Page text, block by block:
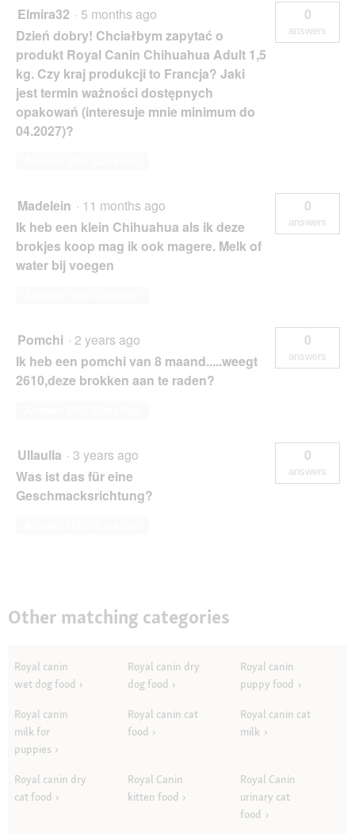
Elmira32 · 5 months ago
Dzień dobry! Chciałbym zapytać o
produkt Royal Canin Chihuahua Adult 1,5
kg. Czy kraj produkcji to Francja? Jaki
jest termin ważności dostępnych
opakowań (interesuje mnie minimum do
04.2027)?
0
answers
Madelein · 11 months ago
Ik heb een klein Chihuahua als ik deze
brokjes koop mag ik ook magere. Melk of
water bij voegen
0
answers
Pomchi · 2 years ago
Ik heb een pomchi van 8 maand.....weegt
2610,deze brokken aan te raden?
0
answers
Ullaulla · 3 years ago
Was ist das für eine
Geschmacksrichtung?
0
answers
Other matching categories
Royal canin
wet dog food
Royal canin dry
dog food
Royal canin
puppy food
Royal canin
milk for
puppies
Royal canin cat
food
Royal canin cat
milk
Royal canin dry
cat food
Royal Canin
kitten food
Royal Canin
urinary cat
food